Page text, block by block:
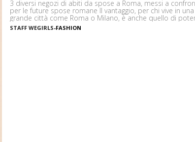
3 diversi negozi di abiti da spose a Roma, messi a
per le future spose romane Il vantaggio, per chi vive in una
grande città come Roma o Milano, è anche quello di
avere a propria disposizione un’ampia gamma di attività
commerciali nelle quali vedere e toccare con mano gli
STAFF WEGIRLS-FASHION